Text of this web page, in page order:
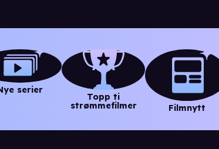
serier
Topp ti
strømmefilmer
Filmnytt